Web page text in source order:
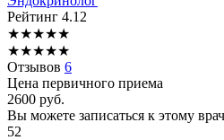
Рейтинг 4.12
★★★★★
★★★★★
Отзывов 6
Цена первичного приема
2600 руб.
Вы можете записаться к этому
52